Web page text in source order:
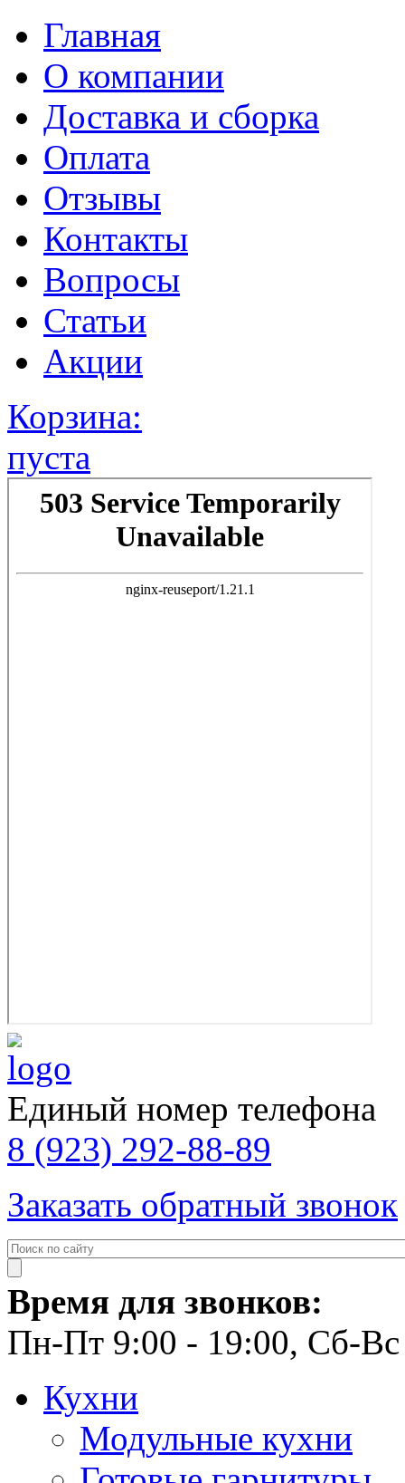
Главная
О компании
Доставка и сборка
Оплата
Отзывы
Контакты
Вопросы
Статьи
Акции
Корзина:
пуста
Единый номер телефона
8 (923) 292-88-89
Заказать обратный звонок
Время для звонков:
Пн-Пт 9:00 - 19:00, Сб-Вс
Кухни
Модульные кухни